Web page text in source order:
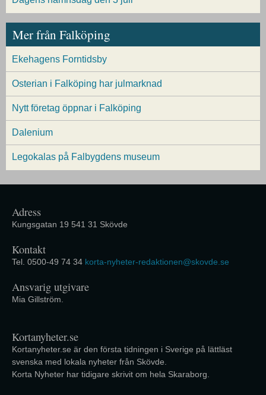
Mer från Falköping
Ekehagens Forntidsby
Osterian i Falköping har julmarknad
Nytt företag öppnar i Falköping
Dalenium
Legokalas på Falbygdens museum
Adress
Kungsgatan 19 541 31 Skövde
Kontakt
Tel. 0500-49 74 34 korta-nyheter-redaktionen@skovde.se
Ansvarig utgivare
Mia Gillström.
Kortanyheter.se
Kortanyheter.se är den första tidningen i Sverige på lättläst
svenska med lokala nyheter från Skövde.
Korta Nyheter har tidigare skrivit om hela Skaraborg.